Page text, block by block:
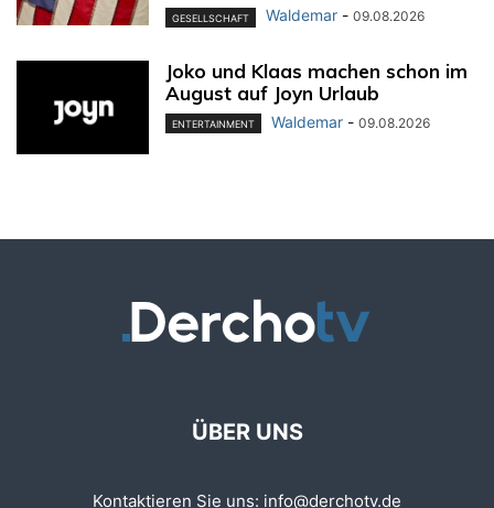
GESELLSCHAFT Waldemar - 09.08.2026
Joko und Klaas machen schon im
August auf Joyn Urlaub
ENTERTAINMENT Waldemar - 09.08.2026
ÜBER UNS
Kontaktieren Sie uns: info@derchotv.de